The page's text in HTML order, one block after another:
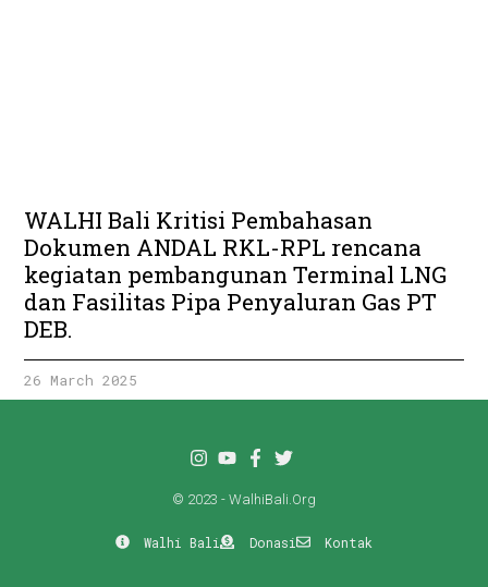
WALHI Bali Kritisi Pembahasan
Dokumen ANDAL RKL-RPL rencana
kegiatan pembangunan Terminal LNG
dan Fasilitas Pipa Penyaluran Gas PT
DEB.
26 March 2025
© 2023 - WalhiBali.Org
Walhi Bali Donasi Kontak